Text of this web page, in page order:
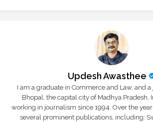
Updesh Awasthee
I am a graduate in Commerce and Law, and
Bhopal, the capital city of Madhya Pradesh,
working in journalism since 1994. Over the
several prominent publications, including: